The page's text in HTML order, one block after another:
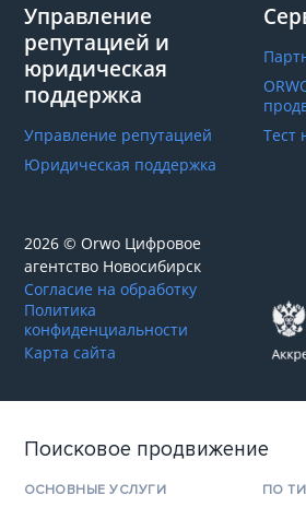
Управление
репутацией и
юридическая
поддержка
Управление репутацией
Юридическая поддержка
Тест
2026 © Orwo Цифровое
агентство Новосибирск
Согласие на обработку
Политика
конфиденциальности
Карта сайта
Поисковое продвижение
ОСНОВНЫЕ УСЛУГИ ПО